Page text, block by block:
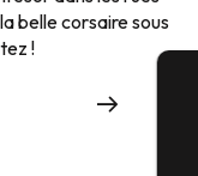
belle corsaire sous
!